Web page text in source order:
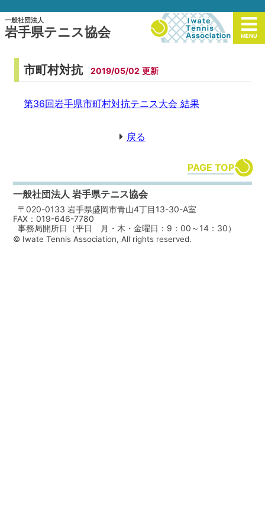
一般社団法人
岩手県テニス協会 MENU
市町村対抗 2019/05/02
第36回岩手県市町村対抗テニス大会 結果
戻る
PAGE TOP
一般社団法人 岩手県テニス協会
〒020-0133 岩手県盛岡市青山4丁目13-30-A室
FAX：019-646-7780
事務局開所日（平日 月・木・金曜日：9：00～14：30）
© Iwate Tennis Association, All rights reserved.